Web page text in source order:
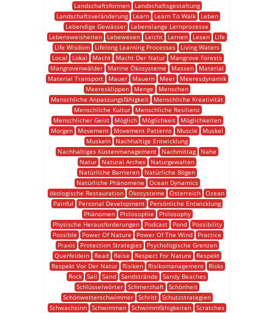
Landschaftsformen
Landschaftsgestaltung
Landschaftsveränderung
Learn Learn To Walk
Leben
Lebendige Gewässer
Lebenslange Lernprozesse
Lebensweisheiten
Lebewesen Leicht Lernen Lesen
Life
Life Wisdom
Lifelong Learning Processes
Living Waters
Local
Lokal Macht Macht Der Natur
Mangrove Forests
Mangrovenwälder
Marine Ökosysteme Massen
Material
Material Transport
Mauer Mauern Meer
Meeresdynamik
Meeresklippen
Menge
Menschen
Menschliche Anpassungsfähigkeit
Menschliche Kreativität
Menschliche Kultur
Menschliche Resilienz
Menschlicher Geist
Möglich Möglichkeit
Möglichkeiten
Morgen
Movement Movement Patterns Muscle
Muskel
Muskeln
Nachhaltige Entwicklung
Nachhaltiges Küstenmanagement
Nachmittag
Nahe
Natur
Natural Arches
Naturgewalten
Natürliche Barrieren
Natürliche Bögen
Natürliche Phänomene
Ocean Dynamics
ökologische Restauration Ökosysteme Österreich Ozean
Painful
Personal Development
Persönliche Entwicklung
Phänomen
Philosophie
Philosophy
Physische Herausforderungen
Podcast Pond
Possibility
Possible
Power Of Nature Power Of The Wind
Practice
Praxis
Protection Strategies
Psychologische Grenzen
Querfeldein
Read Reise Respect For Nature
Respekt
Respekt Vor Der Natur
Risiken Risikomanagement
Risks
Rock
Sail Sand Sandstrände
Sandy Beaches
Schlüsselwörter Schmerzhaft Schönheit
Schönwetterschwimmer Schritt Schutzstrategien
Schwachsinn Schwimmen Schwimmfähigkeiten Scratches